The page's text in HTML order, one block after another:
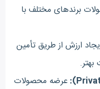
برندهای مختلف با
ارزش از طریق تأمین
عرضه محصولات